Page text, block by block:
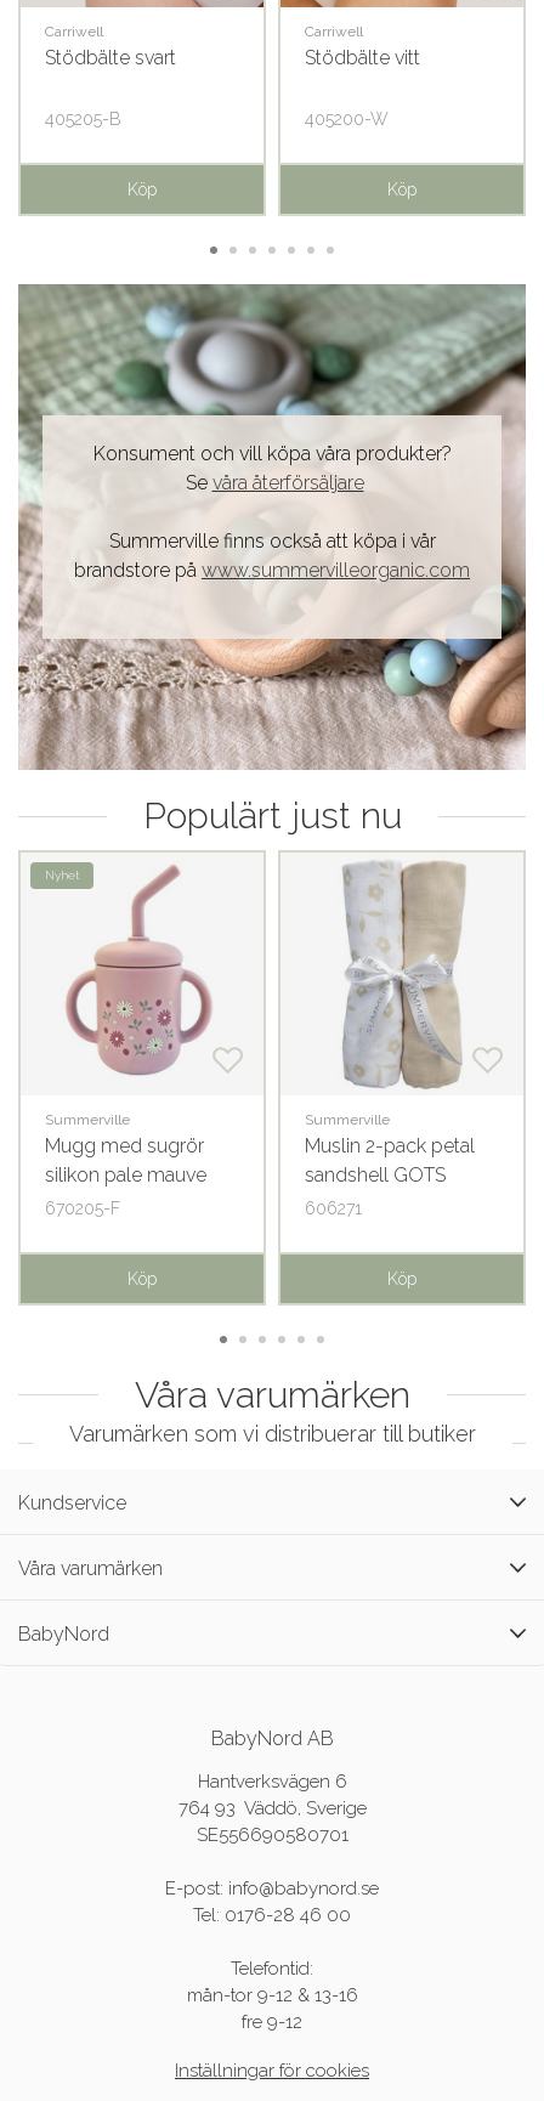
Carriwell
Stödbälte svart
405205-B
Köp
Carriwell
Stödbälte vitt
405200-W
Köp
Konsument och vill köpa våra produkter?
Se våra återförsäljare
Summerville finns också att köpa i vår
brandstore på www.summervilleorganic.com
Populärt just nu
Nyhet
Summerville
Mugg med sugrör
silikon pale mauve
flowers
670205-F
Köp
Summerville
Muslin 2-pack petal
sandshell GOTS
606271
Köp
Våra varumärken
Varumärken som vi distribuerar till butiker
Kundservice
Våra varumärken
BabyNord
BabyNord AB
Hantverksvägen 6
764 93 Väddö, Sverige
SE556690580701
E-post: info@babynord.se
Tel: 0176-28 46 00
Telefontid:
mån-tor 9-12 & 13-16
fre 9-12
Inställningar för cookies